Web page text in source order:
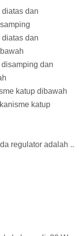
dan
diatas dan
dan
katup dibawah
katup
regulator adalah ..